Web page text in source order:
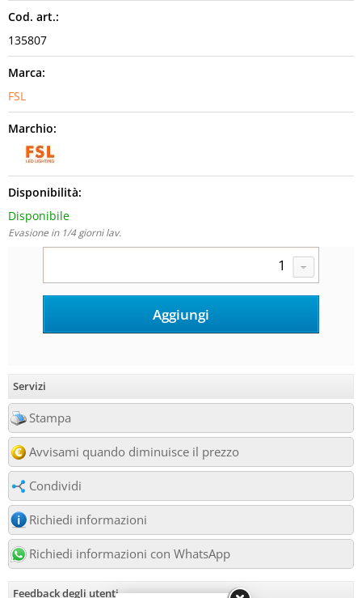
Cod. art.:
135807
Marca:
FSL
Marchio:
Disponibilità:
Disponibile
Evasione in 1/4 giorni lav.
Servizi
Stampa
Avvisami quando diminuisce il prezzo
Condividi
Richiedi informazioni
Richiedi informazioni con WhatsApp
Feedback degli utenti